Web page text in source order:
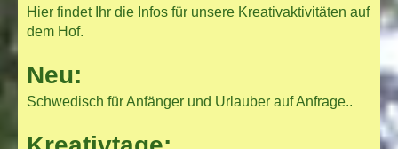
Hier findet Ihr die Infos für unsere Kreativaktivitäten auf
dem Hof.
Neu:
Schwedisch für Anfänger und Urlauber auf Anfrage..